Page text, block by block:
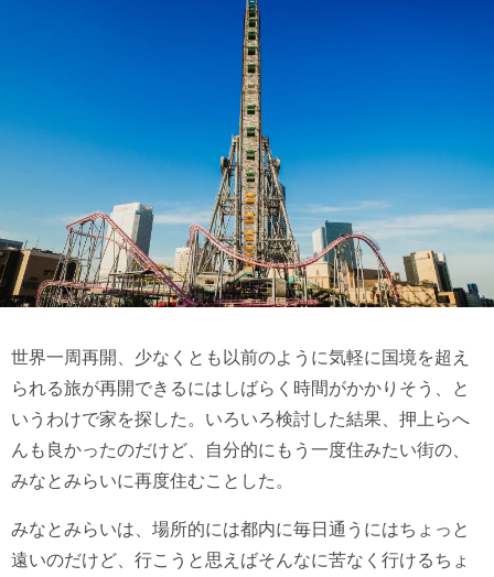
世界一周再開、少なくとも以前のように気軽に国境を超え
られる旅が再開できるにはしばらく時間がかかりそう、と
いうわけで家を探した。いろいろ検討した結果、押上らへ
んも良かったのだけど、自分的にもう一度住みたい街の、
みなとみらいに再度住むことした。
みなとみらいは、場所的には都内に毎日通うにはちょっと
遠いのだけど、行こうと思えばそんなに苦なく行けるちょ